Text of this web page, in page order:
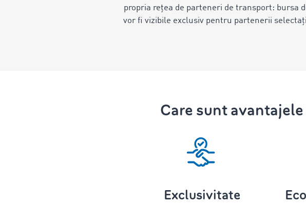
propria rețea de parteneri de transport: bursa
vor fi vizibile exclusiv pentru partenerii
Care sunt
Exclusivitate